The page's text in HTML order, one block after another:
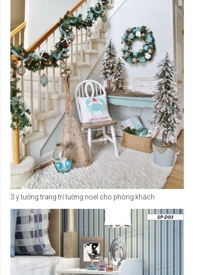
3 ý tưởng trang trí tường noel cho phòng khách